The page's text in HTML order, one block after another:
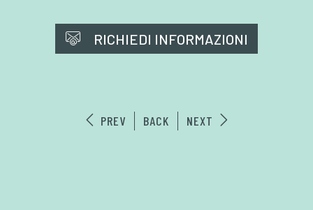
RICHIEDI INFORMAZIONI
PREV BACK NEXT